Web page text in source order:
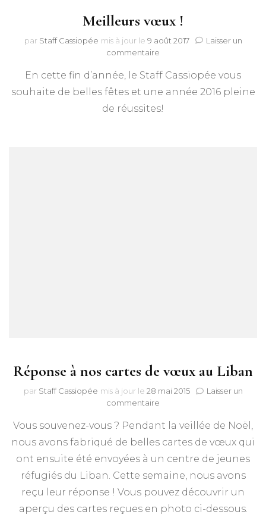
Meilleurs vœux !
par Staff Cassiopée mis à jour le 9 août 2017
Laisser un
commentaire
vœux
En cette fin d’année, le Staff Cassiopée vous
souhaite de belles fêtes et une année 2016 pleine
de réussites!
Réponse à nos cartes de vœux au Liban
par Staff Cassiopée mis à jour le 28 mai 2015
Laisser un
commentaire
à
de
vœux
Liban
Vous souvenez-vous ? Pendant la veillée de Noël,
nous avons fabriqué de belles cartes de vœux qui
ont ensuite été envoyées à un centre de jeunes
réfugiés du Liban. Cette semaine, nous avons
reçu leur réponse ! Vous pouvez découvrir un
aperçu des cartes reçues en photo ci-dessous.